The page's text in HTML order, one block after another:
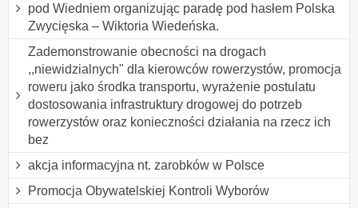
pod Wiedniem organizując paradę pod hasłem Polska
Zwycięska – Wiktoria Wiedeńska.
Zademonstrowanie obecności na drogach
,,niewidzialnych" dla kierowców rowerzystów, promocja
roweru jako środka transportu, wyrażenie postulatu
dostosowania infrastruktury drogowej do potrzeb
rowerzystów oraz konieczności działania na rzecz ich
bez
akcja informacyjna nt. zarobków w Polsce
Promocja Obywatelskiej Kontroli Wyborów